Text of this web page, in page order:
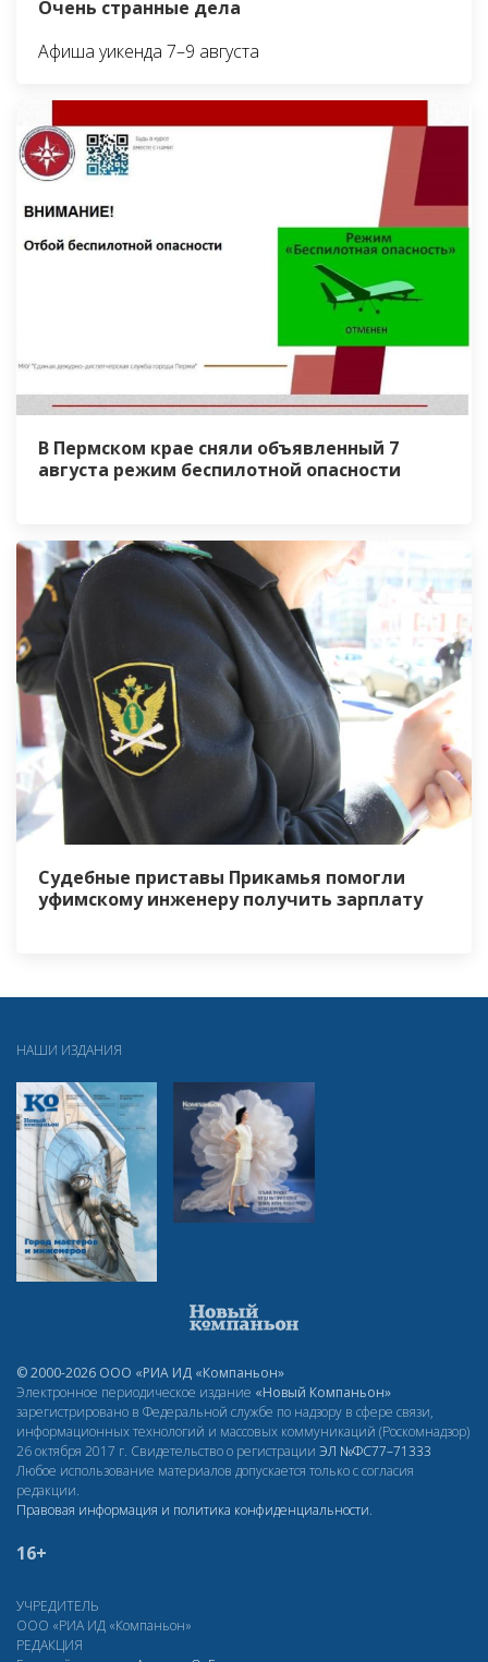
Очень странные дела
Афиша уикенда 7–9 августа
В Пермском крае сняли объявленный 7
августа режим беспилотной опасности
Судебные приставы Прикамья помогли
уфимскому инженеру получить зарплату
НАШИ ИЗДАНИЯ
© 2000-2026 ООО «РИА ИД «Компаньон»
Электронное периодическое издание «Новый Компаньон»
зарегистрировано в Федеральной службе по надзору в сфере связи,
информационных технологий и массовых коммуникаций (Роскомнадзор)
26 октября 2017 г. Свидетельство о регистрации ЭЛ №ФС77–71333
Любое использование материалов допускается только с согласия
редакции.
Правовая информация и политика конфиденциальности.
16+
УЧРЕДИТЕЛЬ
ООО «РИА ИД «Компаньон»
РЕДАКЦИЯ